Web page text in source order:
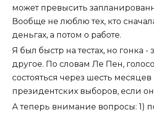
может превысить
Вообще не люблю тех, кто
деньгах, а потом о работе.
Я был быстр на тестах, но гонка -
другое. По словам Ле Пен,
состояться через шесть месяцев
президентских выборов, если
А теперь внимание вопросы: 1)